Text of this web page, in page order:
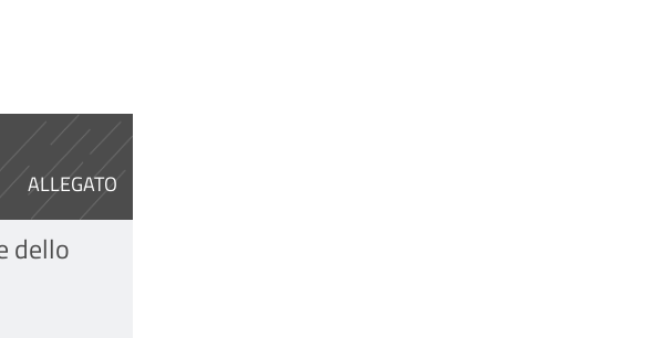
ALLEGATO
DG_ProxHum - Errani.pdf
dello